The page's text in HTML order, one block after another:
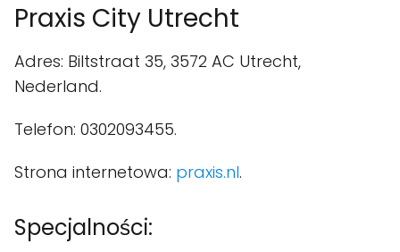
Praxis City Utrecht
Adres: Biltstraat 35, 3572 AC Utrecht,
Nederland.
Telefon: 0302093455.
Strona internetowa: praxis.nl.
Specjalności: